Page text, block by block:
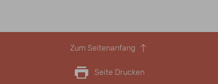
Zum Seitenanfang
Seite Drucken